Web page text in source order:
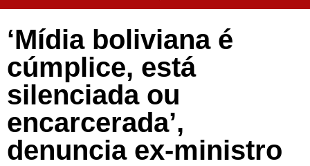
‘Mídia boliviana é
cúmplice, está
silenciada ou
encarcerada’,
denuncia ex-ministro